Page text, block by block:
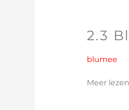
2.3
blumee
2.3
150hp
Meer